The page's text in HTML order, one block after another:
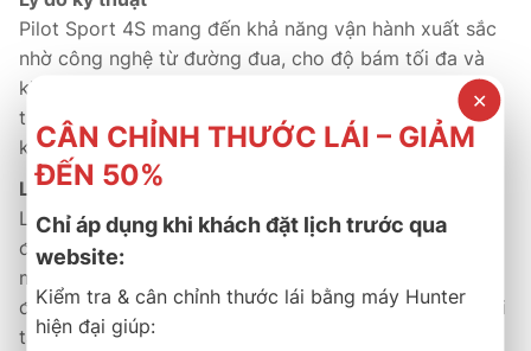
Pilot Sport 4S mang đến khả năng vận hành xuất sắc
nhờ công nghệ từ đường đua, cho độ bám tối đa và
khả năng phản hồi cực nhanh. Thiết kế hoa gai thể
thao và cấu trúc lốp chắc chắn giúp xe ổn định hơn
khi vận hành ở tốc độ cao hoặc vào cua gắt.
Lý do thương mại
Là sản phẩm cao cấp sản xuất tại Mỹ, Pilot Sport 4S
đảm bảo chất lượng, tuổi thọ và hiệu năng bền bỉ. Khi
mua tại đại lý chính hãng, khách hàng được bảo hành
đầy đủ, hỗ trợ kỹ thuật chuyên sâu và dịch vụ hậu mãi
tận tâm theo tiêu chuẩn Michelin toàn cầu.
✕
CÂN CHỈNH THƯỚC LÁI – GIẢM
ĐẾN 50%
Chỉ áp dụng khi khách đặt lịch trước qua
website:
Kiểm tra & cân chỉnh thước lái bằng máy Hunter
hiện đại giúp: